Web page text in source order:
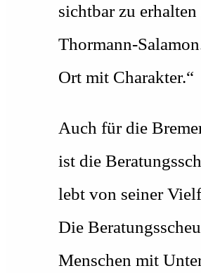
sichtbar zu
Thormann-
Ort mit Charakter.“
Auch für die
ist die
lebt von seiner
Die
Menschen mit